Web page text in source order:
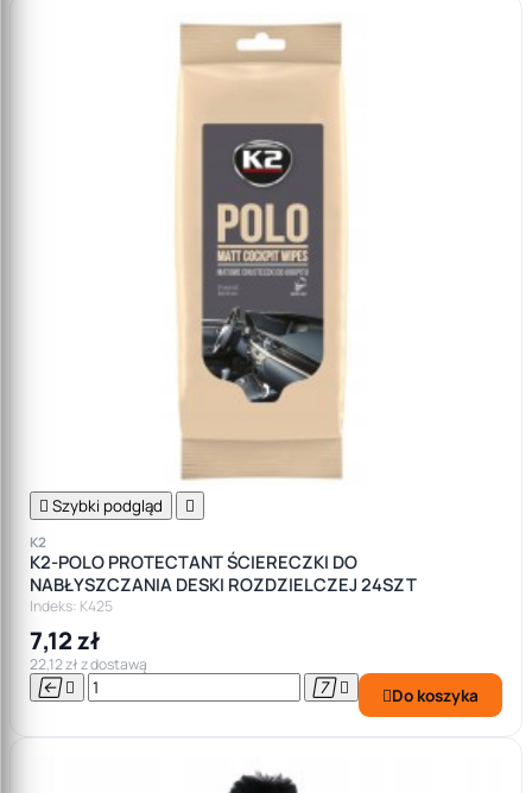
 Szybki podgląd 
K2
K2-POLO PROTECTANT ŚCIERECZKI DO
NABŁYSZCZANIA DESKI ROZDZIELCZEJ 24SZT
Indeks: K425
7,12 zł
22,12 zł z dostawą
    Do koszyka